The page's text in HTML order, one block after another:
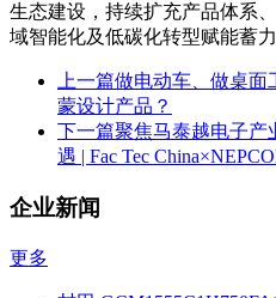
生态建设，持续扩充产品体系
域智能化及低碳化转型赋能蓄力
上一篇做电动车、做桌面
蒙设计产品？
下一篇聚焦马泰越电子产
遇 | Fac Tec
企业新闻
更多